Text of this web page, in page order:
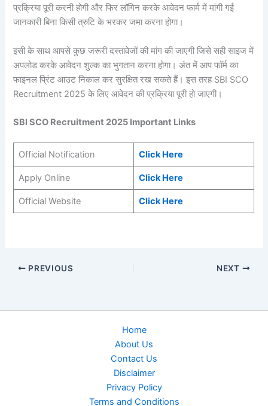
प्रक्रिया पूरी करनी होगी और फिर लॉगिन करके आवेदन फार्म में मांगी गई
जानकारी बिना किसी त्रुटि के भरकर जमा करना होगा।
इसी के साथ आपसे कुछ जरूरी दस्तावेजों की मांग की जाएगी जिसे सही साइज में
अपलोड करके आवेदन शुल्क का भुगतान करना होगा। अंत में आप फॉर्म का
फाइनल प्रिंट आउट निकाल कर सुरक्षित रख सकते हैं। इस तरह SBI SCO
Recruitment 2025 के लिए आवेदन की प्रक्रिया पूरी हो जाएगी।
SBI SCO Recruitment 2025 Important Links
Official Notification Click Here
Apply Online Click Here
Official Website Click Here
PREVIOUS NEXT
Home
About Us
Contact Us
Disclaimer
Privacy Policy
Terms and Conditions